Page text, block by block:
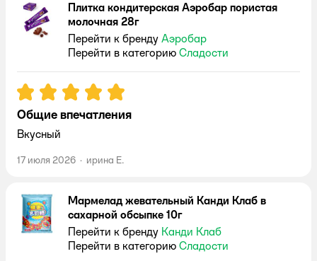
Плитка кондитерская Аэробар пористая
молочная 28г
Перейти к бренду Аэробар
Перейти в категорию Сладости
Рейтинг:5
Общие впечатления
Вкусный
17 июля 2026 · ирина Е.
Мармелад жевательный Канди Клаб в
сахарной обсыпке 10г
Перейти к бренду Канди Клаб
Перейти в категорию Сладости